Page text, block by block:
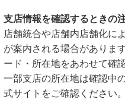
支店情報を確認するときの
店舗統合や店舗内店舗化に
が案内される場合がありま
ード・所在地をあわせて確
一部支店の所在地は確認中
式サイトをご確認ください。